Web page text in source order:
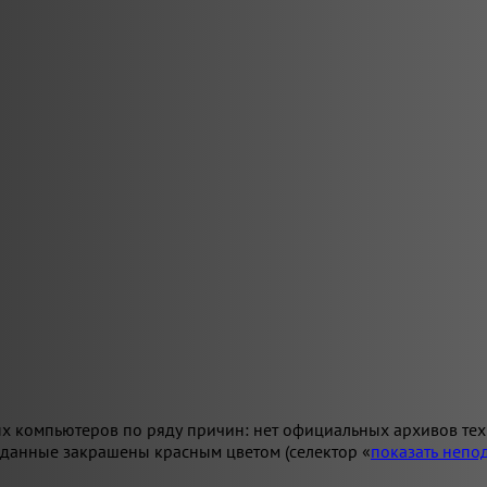
по ряду причин: нет официальных архивов
закрашены красным цветом (селектор «показать